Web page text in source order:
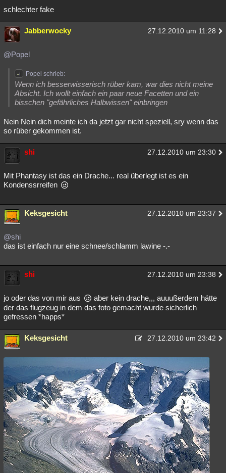
schlechter fake
Jabberwocky 27.12.2010 um 11:28
@Popel
Popel schrieb:
Wenn ich besserwisserisch rüber kam, war dies nicht meine
Absicht. Ich wollt einfach ein paar neue Facetten und ein
bisschen "gefährliches Halbwissen" einbringen
Nein Nein dich meinte ich da jetzt gar nicht speziell, sry wenn das
so rüber gekommen ist.
shi 27.12.2010 um 23:30
Mit Phantasy ist das ein Drache... real überlegt ist es ein
Kondenssrreifen
Keksgesicht 27.12.2010 um 23:37
@shi
das ist einfach nur eine schnee/schlamm lawine -.-
shi 27.12.2010 um 23:38
jo oder das von mir aus
aber kein drache,,, auuußerdem hätte
der das flugzeug in dem das foto gemacht wurde sicherlich
gefressen *happs*
Keksgesicht 27.12.2010 um 23:42